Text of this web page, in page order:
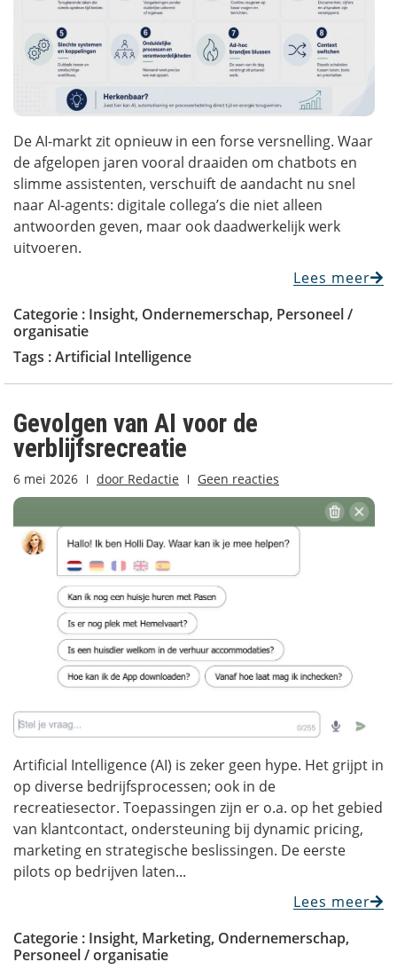
De AI-markt zit opnieuw in een forse versnelling. Waar
de afgelopen jaren vooral draaiden om chatbots en
slimme assistenten, verschuift de aandacht nu snel
naar AI-agents: digitale collega’s die niet alleen
antwoorden geven, maar ook daadwerkelijk werk
uitvoeren.
Lees meer
Categorie : Insight, Ondernemerschap, Personeel /
organisatie
Tags :Artificial Intelligence
Gevolgen van AI voor de
verblijfsrecreatie
6 mei 2026 door Redactie Geen reacties
Artificial Intelligence (AI) is zeker geen hype. Het grijpt in
op diverse bedrijfsprocessen; ook in de
recreatiesector. Toepassingen zijn er o.a. op het gebied
van klantcontact, ondersteuning bij dynamic pricing,
marketing en strategische beslissingen. De eerste
pilots op bedrijven laten...
Lees meer
Categorie : Insight, Marketing, Ondernemerschap,
Personeel / organisatie